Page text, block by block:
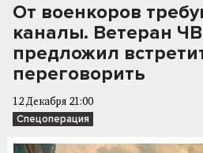
От военкоров
каналы. Ветеран
предложил
переговорить
12 Декабря 21:00
Спецоперация